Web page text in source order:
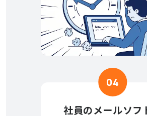
04
社員のメールソフ